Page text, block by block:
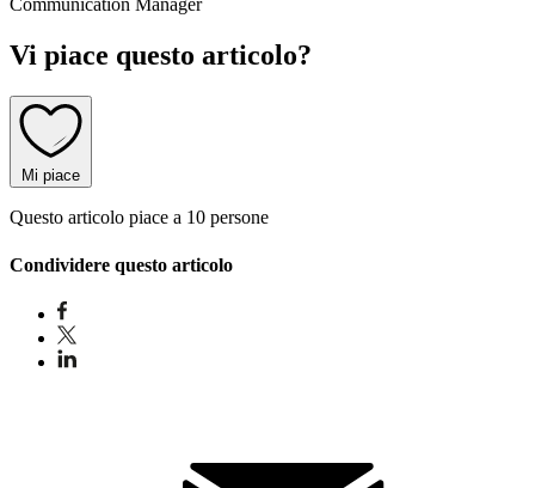
Communication Manager
Vi piace questo articolo?
Mi piace
Questo articolo piace a 10 persone
Condividere questo articolo